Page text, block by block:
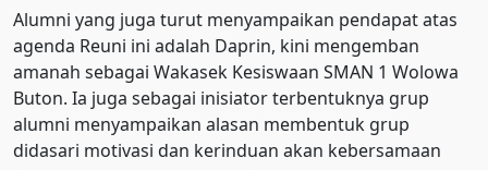
Alumni yang juga turut menyampaikan pendapat atas
agenda Reuni ini adalah Daprin, kini mengemban
amanah sebagai Wakasek Kesiswaan SMAN 1 Wolowa
Buton. Ia juga sebagai inisiator terbentuknya grup
alumni menyampaikan alasan membentuk grup
didasari motivasi dan kerinduan akan kebersamaan